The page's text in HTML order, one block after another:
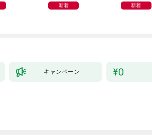
新着 新着
キャンペーン